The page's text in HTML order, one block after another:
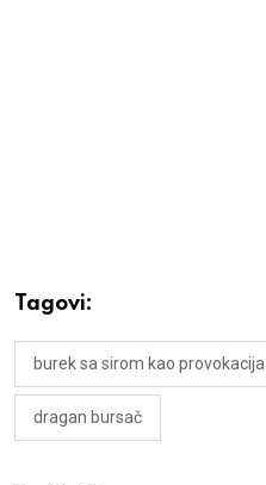
Tagovi:
burek sa sirom kao provokacija
dragan bursač